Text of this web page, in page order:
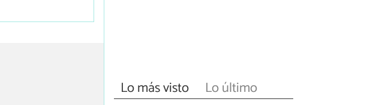
Lo más visto Lo último